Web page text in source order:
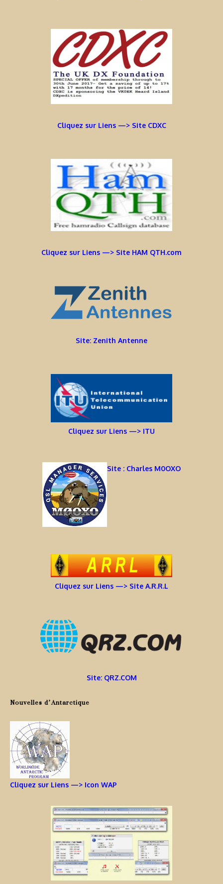
Cliquez sur Liens —> Site CDXC
Cliquez sur Liens —> Site HAM QTH.com
Site: Zenith Antenne
Cliquez sur Liens —> ITU
Site : Charles M0OXO
Cliquez sur Liens —> Site A.R.R.L
Site: QRZ.COM
Nouvelles d’Antarctique
Cliquez sur Liens —> Icon WAP